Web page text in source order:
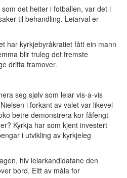
det heiter i fotballen, var det i
til behandling. Leiarval er
har kyrkjebyråkratiet fått ein mann
blir truleg det fremste
drifta framover.
seg sjølv som leiar vis-a-vis
i forkant av valet var likevel
betre demonstrera kor fåfengt
Kyrkja har som kjent investert
i utvikling av kyrkjeleg
hiv leiarkandidatane den
bord. Eitt av måla for